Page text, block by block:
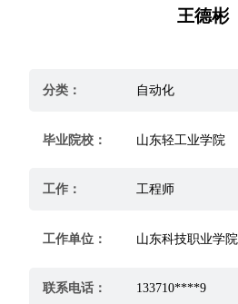
王德彬
分类： 自动化
毕业院校： 山东轻工业学院
工作： 工程师
工作单位： 山东科技职业学院
联系电话： 133710****9